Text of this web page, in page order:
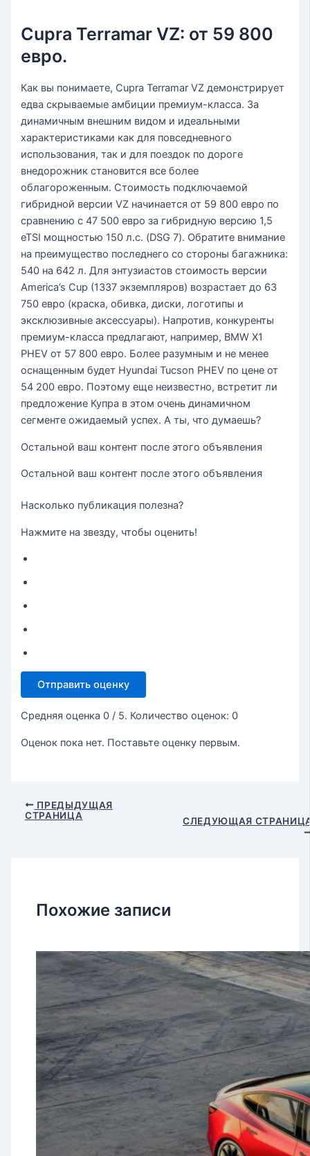
Cupra Terramar VZ: от 59 800
евро.
Как вы понимаете, Cupra Terramar VZ демонстрирует
едва скрываемые амбиции премиум-класса. За
динамичным внешним видом и идеальными
характеристиками как для повседневного
использования, так и для поездок по дороге
внедорожник становится все более
облагороженным. Стоимость подключаемой
гибридной версии VZ начинается от 59 800 евро по
сравнению с 47 500 евро за гибридную версию 1,5
eTSI мощностью 150 л.с. (DSG 7). Обратите внимание
на преимущество последнего со стороны багажника:
540 на 642 л. Для энтузиастов стоимость версии
America’s Cup (1337 экземпляров) возрастает до 63
750 евро (краска, обивка, диски, логотипы и
эксклюзивные аксессуары). Напротив, конкуренты
премиум-класса предлагают, например, BMW X1
PHEV от 57 800 евро. Более разумным и не менее
оснащенным будет Hyundai Tucson PHEV по цене от
54 200 евро. Поэтому еще неизвестно, встретит ли
предложение Купра в этом очень динамичном
сегменте ожидаемый успех. А ты, что думаешь?
Остальной ваш контент после этого объявления
Остальной ваш контент после этого объявления
Насколько публикация полезна?
Нажмите на звезду, чтобы оценить!
Отправить оценку
Средняя оценка 0 / 5. Количество оценок: 0
Оценок пока нет. Поставьте оценку первым.
ПРЕДЫДУЩАЯ
СТРАНИЦА
СЛЕДУЮЩАЯ
Похожие записи